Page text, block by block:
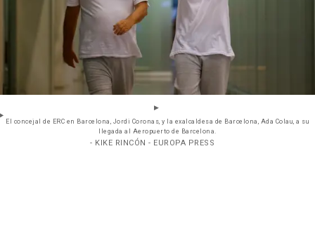
El concejal de ERC en Barcelona, Jordi Coronas, y la exalcaldesa de Barcelona, Ada Colau, a su
llegada al Aeropuerto de Barcelona.
- KIKE RINCÓN - EUROPA PRESS